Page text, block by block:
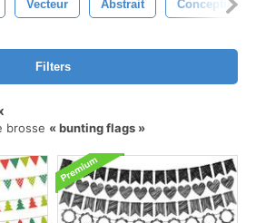
Vecteur Abstrait Conception
Filters
brosse
bunting flags